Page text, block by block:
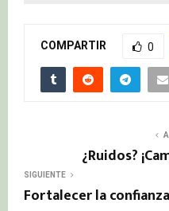
COMPARTIR 0
¿Ruidos?
SIGUIENTE
Fortalecer la